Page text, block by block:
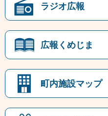
ラジオ広報
広報くめじま
町内施設マップ